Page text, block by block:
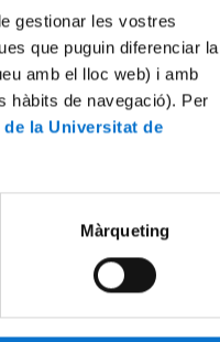
gestionar les vostres
que puguin diferenciar la
amb el lloc web) i amb
hàbits de navegació). Per
la Universitat de
Màrqueting